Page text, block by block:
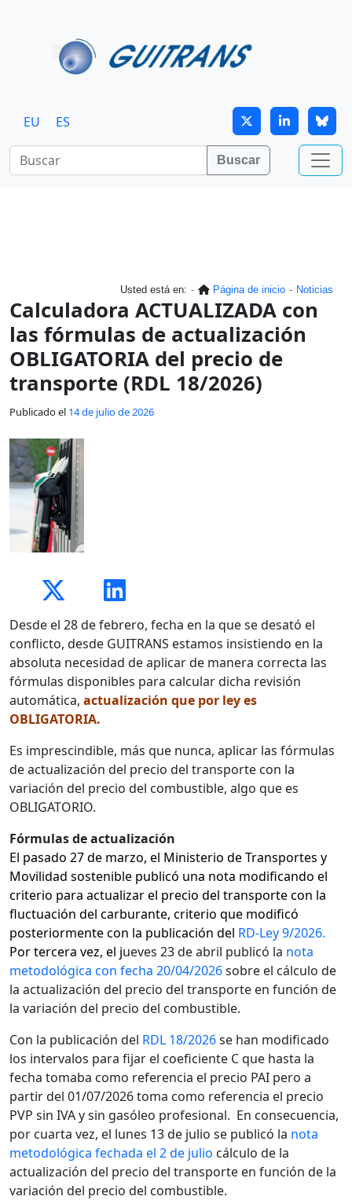
EU ES
Buscar
Usted está en: Página de inicio Noticias
Calculadora ACTUALIZADA con
las fórmulas de actualización
OBLIGATORIA del precio de
transporte (RDL 18/2026)
Publicado el 14 de julio de 2026
Desde el 28 de febrero, fecha en la que se desató el
conflicto, desde GUITRANS estamos insistiendo en la
absoluta necesidad de aplicar de manera correcta las
fórmulas disponibles para calcular dicha revisión
automática, actualización que por ley es
OBLIGATORIA.
Es imprescindible, más que nunca, aplicar las fórmulas
de actualización del precio del transporte con la
variación del precio del combustible, algo que es
OBLIGATORIO.
Fórmulas de actualización
El pasado 27 de marzo, el Ministerio de Transportes y
Movilidad sostenible publicó una nota modificando el
criterio para actualizar el precio del transporte con la
fluctuación del carburante, criterio que modificó
posteriormente con la publicación del RD-Ley 9/2026.
Por tercera vez, el jueves 23 de abril publicó la nota
metodológica con fecha 20/04/2026sobre el cálculo de
la actualización del precio del transporte en función de
la variación del precio del combustible.
Con la publicación del RDL 18/2026se han modificado
los intervalos para fijar el coeficiente C que hasta la
fecha tomaba como referencia el precio PAI pero a
partir del 01/07/2026 toma como referencia el precio
PVP sin IVA y sin gasóleo profesional. En consecuencia,
por cuarta vez, el lunes 13 de julio se publicó la nota
metodológica fechada el 2 de julio cálculo de la
actualización del precio del transporte en función de la
variación del precio del combustible.